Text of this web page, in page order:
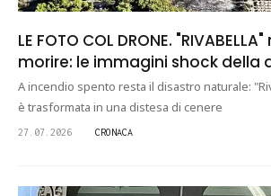
LE FOTO COL DRONE.
morire: le immagini shock della
A incendio spento resta il disastro naturale:
è trasformata in una distesa di cenere
27.07.2026 CRONACA